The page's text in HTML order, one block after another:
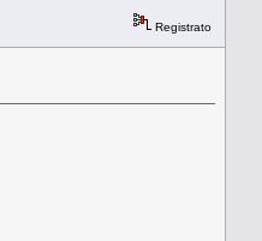
Registrato